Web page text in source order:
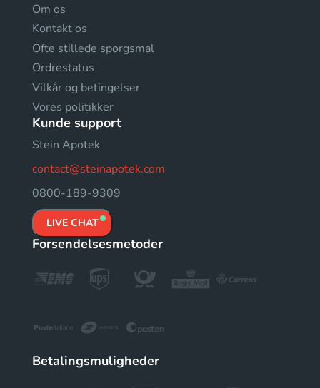
Om os
Kontakt os
Ofte stillede sporgsmal
Ordrestatus
Vilkår og betingelser
Vores politikker
Kunde support
Stein Apotek
contact@steinapotek.com
0800-189-9309
LIVE CHAT
Forsendelsesmetoder
Betalingsmuligheder